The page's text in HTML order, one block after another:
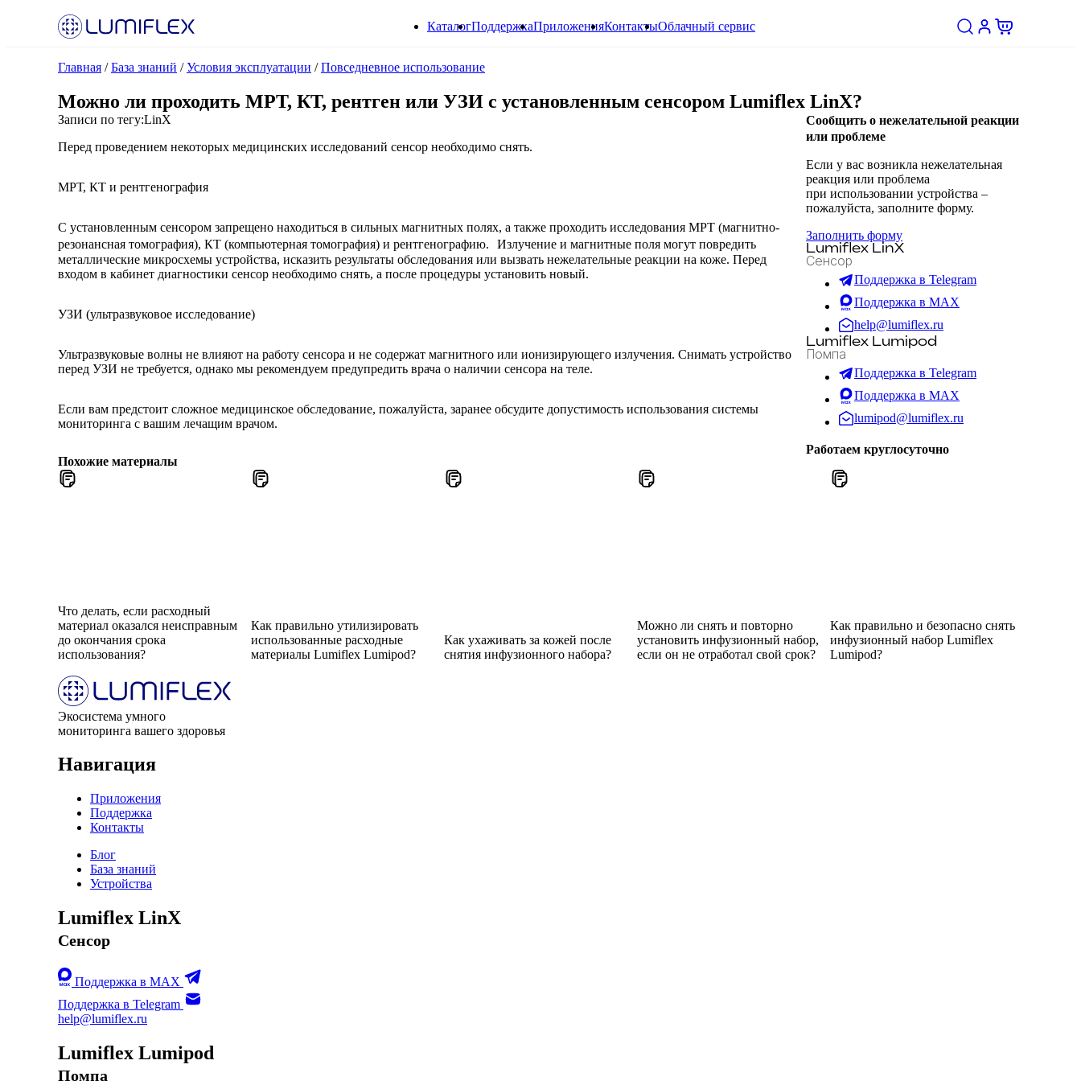
КаталогПоддержкаПриложенияКонтактыОблачный сервис
Главная /База знаний /Условия эксплуатации /Повседневное использование
Можно ли проходить МРТ, КТ, рентген или УЗИ с установленным сенсором Lumiflex LinX?
Записи по тегу:LinX
Перед проведением некоторых медицинских исследований сенсор необходимо снять.
МРТ, КТ и рентгенография
С установленным сенсором запрещено находиться в сильных магнитных полях, а также проходить исследования МРТ (магнитно-
резонансная томография), КТ (компьютерная томография) и рентгенографию. Излучение и магнитные поля могут повредить
металлические микросхемы устройства, исказить результаты обследования или вызвать нежелательные реакции на коже. Перед
входом в кабинет диагностики сенсор необходимо снять, а после процедуры установить новый.
УЗИ (ультразвуковое исследование)
Ультразвуковые волны не влияют на работу сенсора и не содержат магнитного или ионизирующего излучения. Снимать устройство
перед УЗИ не требуется, однако мы рекомендуем предупредить врача о наличии сенсора на теле.
Если вам предстоит сложное медицинское обследование, пожалуйста, заранее обсудите допустимость использования системы
мониторинга с вашим лечащим врачом.
Похожие материалы
Что делать, если расходный
материал оказался неисправным
до окончания срока
использования?
Как правильно утилизировать
использованные расходные
материалы Lumiflex Lumipod?
Как ухаживать за кожей после
снятия инфузионного набора?
Можно ли снять и повторно
установить инфузионный набор,
если он не отработал свой срок?
Как правильно и безопасно снять
инфузионный набор Lumiflex
Lumipod?
Сообщить о нежелательной реакции
или проблеме
Если у вас возникла нежелательная
реакция или проблема
при использовании устройства –
пожалуйста, заполните форму.
Заполнить форму
Lumiflex LinX
Сенсор
Поддержка в Telegram
Поддержка в MAX
help@lumiflex.ru
Lumiflex Lumipod
Помпа
Поддержка в Telegram
Поддержка в MAX
lumipod@lumiflex.ru
Работаем круглосуточно
Экосистема умного
мониторинга вашего здоровья
Навигация
Приложения
Поддержка
Контакты
Блог
База знаний
Устройства
Lumiflex LinX
Сенсор
Поддержка в MAX
Поддержка в Telegram
help@lumiflex.ru
Lumiflex Lumipod
Помпа